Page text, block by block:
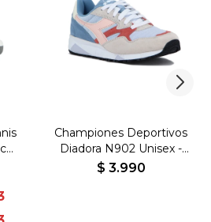
Championes Deportivos
Diadora N902 Unisex -
Azul-Blanco
$ 3.990